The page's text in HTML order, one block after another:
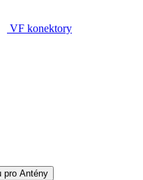
VF konektory
pro Antény